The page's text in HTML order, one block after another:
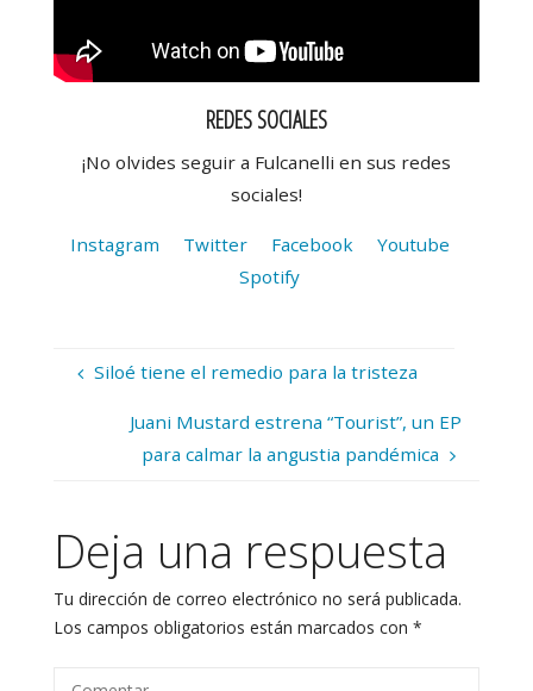
REDES SOCIALES
¡No olvides seguir a Fulcanelli en sus redes
sociales!
Instagram Twitter Facebook
Youtube
Spotify
Siloé tiene el remedio para la tristeza
Juani Mustard estrena “Tourist”, un EP
para calmar la angustia pandémica
Deja una respuesta
Tu dirección de correo electrónico no será publicada.
Los campos obligatorios están marcados con *